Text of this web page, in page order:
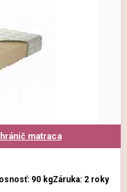
matraca
90 kgZáruka: 2 roky